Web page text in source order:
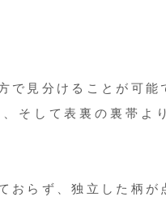
で見分けることが可
そして表裏の裏帯よ
おらず、独立した柄